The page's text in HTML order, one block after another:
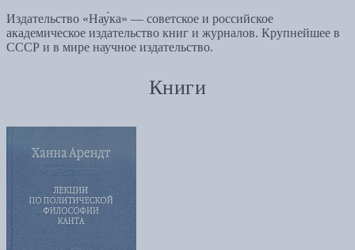
Издательство «Нау́ка» — советское и российское
академическое издательство книг и журналов. Крупнейшее в
СССР и в мире научное издательство.
Книги